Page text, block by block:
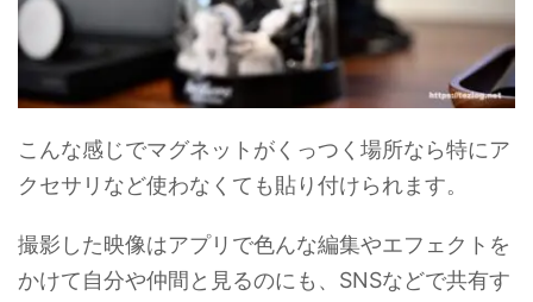
こんな感じでマグネットがくっつく場所なら特にア
クセサリなど使わなくても貼り付けられます。
撮影した映像はアプリで色んな編集やエフェクトを
かけて自分や仲間と見るのにも、SNSなどで共有す